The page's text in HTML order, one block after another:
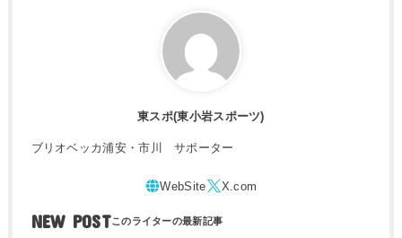
東スポ(東小岩スポーツ)
ブリオベッカ浦安・市川 サポーター
NEW POST